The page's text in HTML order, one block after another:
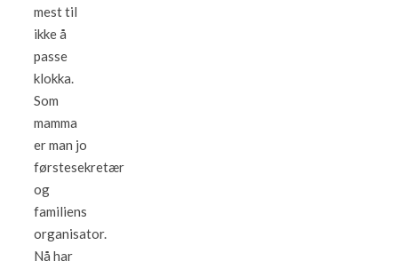
mest til
ikke å
passe
klokka.
Som
mamma
er man jo
førstesekretær
og
familiens
organisator.
Nå har